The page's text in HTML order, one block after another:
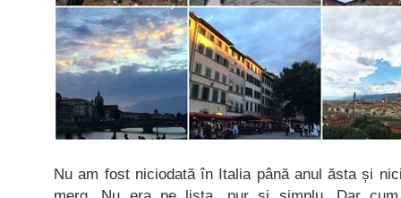
Nu am fost niciodată în Italia până anul ăsta și